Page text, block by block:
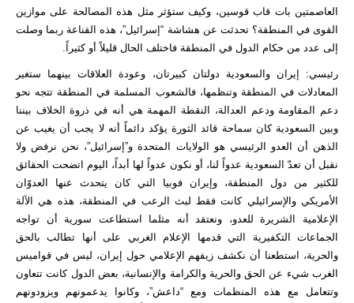
العاصمتين بات قاب قوسين، وكيف ستؤثر مثل هذه المصالحة على موازين
القوى في المنطقة؟ تحدثت عن هشاشة “إسرائيل”، هذه القناعة ربما وصلت
إلى عدد من حكام الدول في المنطقة فاختلف الحال قليلاً أو كثيراً.
رئيسي: إيران والسعودية دولتان كبيرتان، وعودة العلاقات بينهما ستغير
المعادلات في المنطقة وتنظمها، فالشعوب المسلمة في المنطقة تتجه نحو
دعم المقاومة ودعم العدالة، النقطة المهمة هي أنه في ذروة الخلاف بيننا
وبين السعودية كان سماحة قائد الثورة يؤكد دائماً أنه لا يجب أن يغيب عن
الذهن أن العدو الرئيسي هو الولايات المتحدة و”إسرائيل”، نحن نرفض ولا
نقبل أن تعدّ السعودية عدواً لنا، أو نكون عدواً لها أبداً، اليوم اتضحت الحقائق
للكثير من دول المنطقة، وإيران فوبيا التي كان يتحدث عنها العدوّان
الأمريكي والإسرائيلي كانت فقط لبث الرعب في المنطقة، هذه هي الآلة
الإعلامية الشريرة للعدو، ونعتقد أنه مثلما استطاعت سورية أن تواجه
الجماعات التكفيرية التي قدمها الإعلام الغربي على أنها تطالب بالحق
والحرية، استطعنا أن نكشف زيفهم الإعلامي حول إيران، ليس في قواميس
الغرب شيء عن الحق والحرية والكرامة والإنسانية، بعض الدول كانت تتعاون
وتتعامل مع هذه المنظمات ومع “داعش”، وكانوا يدعمونهم ويزودونهم